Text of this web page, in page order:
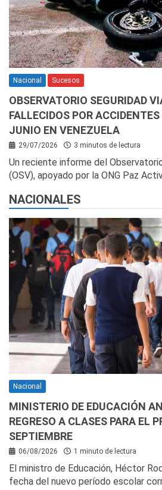
Nacional Sucesos
OBSERVATORIO SEGURIDAD
FALLECIDOS POR
JUNIO EN VENEZUELA
29/07/2026 3 minutos de lectura
Un reciente informe del
(OSV), apoyado por la ONG Paz
NACIONALES
Nacional
MINISTERIO DE EDUCACIÓN
REGRESO A CLASES PARA EL
SEPTIEMBRE
06/08/2026 1 minuto de lectura
El ministro de Educación, Héctor
fecha del nuevo período escolar